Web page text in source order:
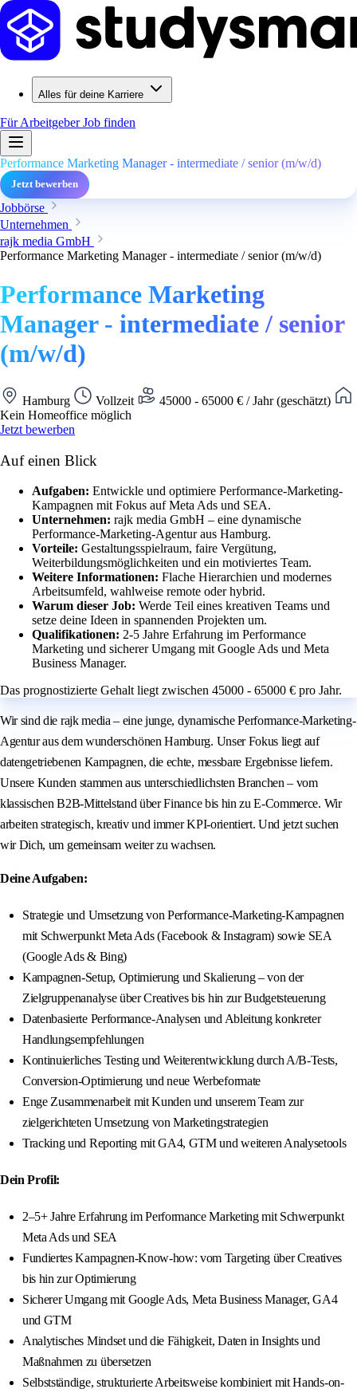
Alles für deine Karriere
Für ArbeitgeberJob finden
Performance Marketing Manager - intermediate / senior (m/w/d)
Jetzt bewerben
Jobbörse
Unternehmen
rajk media GmbH
Performance Marketing Manager - intermediate / senior (m/w/d)
Performance Marketing
Manager - intermediate / senior
(m/w/d)
Hamburg Vollzeit
45000 - 65000 € / Jahr (geschätzt)
Kein Homeoffice möglich
Jetzt bewerben
Auf einen Blick
Aufgaben: Entwickle und optimiere Performance-Marketing-
Kampagnen mit Fokus auf Meta Ads und SEA.
Unternehmen: rajk media GmbH – eine dynamische
Performance-Marketing-Agentur aus Hamburg.
Vorteile: Gestaltungsspielraum, faire Vergütung,
Weiterbildungsmöglichkeiten und ein motiviertes Team.
Weitere Informationen: Flache Hierarchien und modernes
Arbeitsumfeld, wahlweise remote oder hybrid.
Warum dieser Job: Werde Teil eines kreativen Teams und
setze deine Ideen in spannenden Projekten um.
Qualifikationen: 2-5 Jahre Erfahrung im Performance
Marketing und sicherer Umgang mit Google Ads und Meta
Business Manager.
Das prognostizierte Gehalt liegt zwischen 45000 - 65000 € pro Jahr.
Wir sind die rajk media – eine junge, dynamische Performance-Marketing-
Agentur aus dem wunderschönen Hamburg. Unser Fokus liegt auf
datengetriebenen Kampagnen, die echte, messbare Ergebnisse liefern.
Unsere Kunden stammen aus unterschiedlichsten Branchen – vom
klassischen B2B-Mittelstand über Finance bis hin zu E-Commerce. Wir
arbeiten strategisch, kreativ und immer KPI-orientiert. Und jetzt suchen
wir Dich, um gemeinsam weiter zu wachsen.
Deine Aufgaben:
Strategie und Umsetzung von Performance-Marketing-Kampagnen
mit Schwerpunkt Meta Ads (Facebook & Instagram) sowie SEA
(Google Ads & Bing)
Kampagnen-Setup, Optimierung und Skalierung – von der
Zielgruppenanalyse über Creatives bis hin zur Budgetsteuerung
Datenbasierte Performance-Analysen und Ableitung konkreter
Handlungsempfehlungen
Kontinuierliches Testing und Weiterentwicklung durch A/B-Tests,
Conversion-Optimierung und neue Werbeformate
Enge Zusammenarbeit mit Kunden und unserem Team zur
zielgerichteten Umsetzung von Marketingstrategien
Tracking und Reporting mit GA4, GTM und weiteren Analysetools
Dein Profil:
2–5+ Jahre Erfahrung im Performance Marketing mit Schwerpunkt
Meta Ads und SEA
Fundiertes Kampagnen-Know-how: vom Targeting über Creatives
bis hin zur Optimierung
Sicherer Umgang mit Google Ads, Meta Business Manager, GA4
und GTM
Analytisches Mindset und die Fähigkeit, Daten in Insights und
Maßnahmen zu übersetzen
Selbstständige, strukturierte Arbeitsweise kombiniert mit Hands-on-